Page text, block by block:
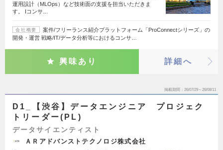
運用設計（MLOps）など技術面の支援を担当いただきま
す。 Iコンサ…
会社概要
案件/フリーランス紹介プラットフォーム「ProConnectシリーズ」の
開発・運営 戦略/IT/データ分析等におけるコンサ…
興味あり 詳細へ
掲載期間 26/07/29～26/08/11
D1_【渋谷】データエンジニア プロジェク
トリーダー(PL)
データサイエンティスト
ＡＲアドバンストテクノロジ株式会社